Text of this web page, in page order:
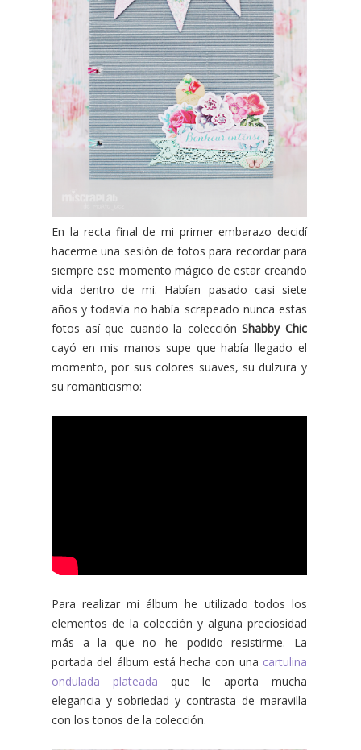
En la recta final de mi primer embarazo decidí
hacerme una sesión de fotos para recordar para
siempre ese momento mágico de estar creando
vida dentro de mi. Habían pasado casi siete
años y todavía no había scrapeado nunca estas
fotos así que cuando la colecciónShabby Chic
cayó en mis manos supe que había llegado el
momento, por sus colores suaves, su dulzura y
su romanticismo:
Para realizar mi álbum he utilizado todos los
elementos de la colección y alguna preciosidad
más a la que no he podido resistirme. La
portada del álbum está hecha con una cartulina
ondulada plateada que le aporta mucha
elegancia y sobriedad y contrasta de maravilla
con los tonos de la colección.